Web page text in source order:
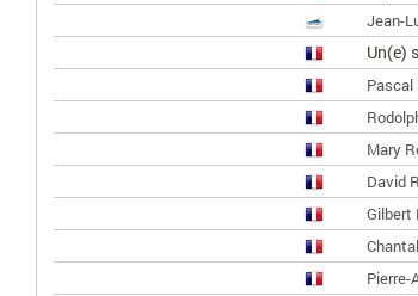
Jean-
Un(e)
Pascal
Mary
David
Gilbert
Pierre-